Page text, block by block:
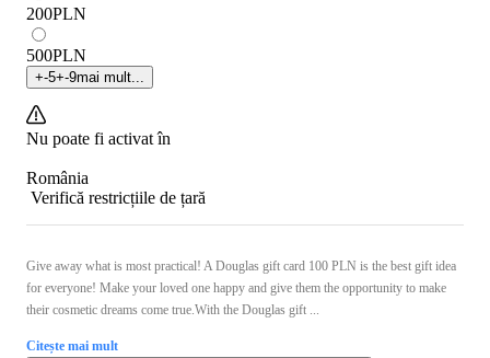
200PLN
500PLN
+-5+-9mai mult...
Nu poate fi activat în
România
Verifică restricțiile de țară
Give away what is most practical! A Douglas gift card 100 PLN is the best gift idea
for everyone! Make your loved one happy and give them the opportunity to make
their cosmetic dreams come true.With the Douglas gift ...
Citește mai mult